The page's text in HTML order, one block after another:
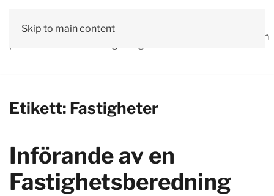
Skip to main content
Vår
Debatt
OmLäs våra
Valprogram
Etikett: Fastigheter
Införande av en
Fastighetsberedning